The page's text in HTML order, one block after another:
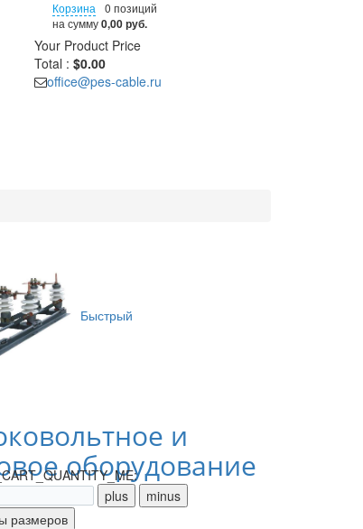
Корзина
0 позиций
на сумму0,00 руб.
Your Product Price
Total : $0.00
office@pes-cable.ru
Быстрый
и
оборудование